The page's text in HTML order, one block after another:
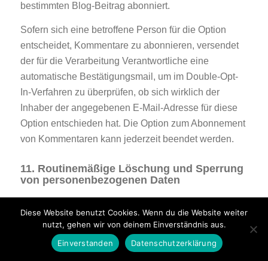
bestimmten Blog-Beitrag abonniert.
Sofern sich eine betroffene Person für die Option
entscheidet, Kommentare zu abonnieren, versendet
der für die Verarbeitung Verantwortliche eine
automatische Bestätigungsmail, um im Double-Opt-
In-Verfahren zu überprüfen, ob sich wirklich der
Inhaber der angegebenen E-Mail-Adresse für diese
Option entschieden hat. Die Option zum Abonnement
von Kommentaren kann jederzeit beendet werden.
11. Routinemäßige Löschung und Sperrung
von personenbezogenen Daten
und speichert personenbezogene Daten der
betroffenen Person nur für den Zeitraum, der zur
Erreichung des Speicherungszwecks erforderlich ist
Diese Website benutzt Cookies. Wenn du die Website weiter
nutzt, gehen wir von deinem Einverständnis aus.
Einverstanden
Datenschutzerklärung